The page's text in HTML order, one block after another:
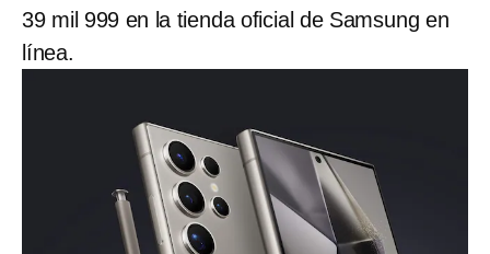
39 mil 999 en la tienda oficial de Samsung en
línea.